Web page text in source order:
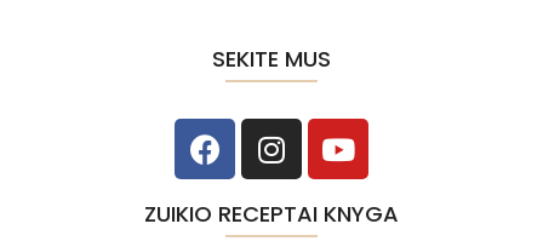
SEKITE MUS
ZUIKIO RECEPTAI KNYGA